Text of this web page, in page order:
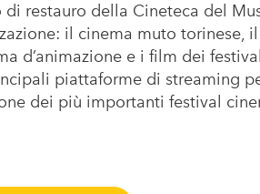
restauro della Cineteca del
il cinema muto torinese,
d’animazione e i film dei
piattaforme di streaming
dei più importanti festival